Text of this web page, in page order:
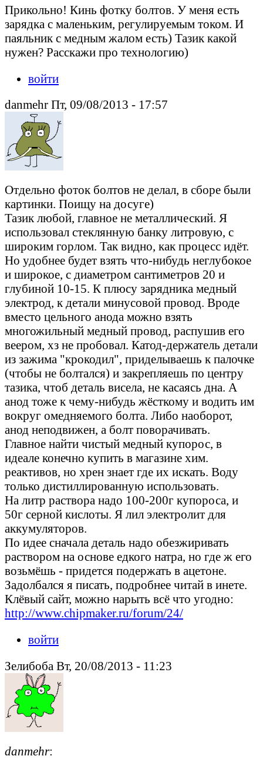
Прикольно! Кинь фотку болтов. У меня есть
зарядка с маленьким, регулируемым током. И
паяльник с медным жалом есть) Тазик какой
нужен? Расскажи про технологию)
войти
danmehr Пт, 09/08/2013 - 17:57
Отдельно фоток болтов не делал, в сборе были
картинки. Поищу на досуге)
Тазик любой, главное не металлический. Я
использовал стеклянную банку литровую, с
широким горлом. Так видно, как процесс идёт.
Но удобнее будет взять что-нибудь неглубокое
и широкое, с диаметром сантиметров 20 и
глубиной 10-15. К плюсу зарядника медный
электрод, к детали минусовой провод. Вроде
вместо цельного анода можно взять
многожильный медный провод, распушив его
веером, хз не пробовал. Катод-держатель детали
из зажима "крокодил", приделываешь к палочке
(чтобы не болтался) и закрепляешь по центру
тазика, чтоб деталь висела, не касаясь дна. А
анод тоже к чему-нибудь жёсткому и водить им
вокруг омедняемого болта. Либо наоборот,
анод неподвижен, а болт поворачивать.
Главное найти чистый медный купорос, в
идеале конечно купить в магазине хим.
реактивов, но хрен знает где их искать. Воду
только дистиллированную использовать.
На литр раствора надо 100-200г купороса, и
50г серной кислоты. Я лил электролит для
аккумуляторов.
По идее сначала деталь надо обезжиривать
раствором на основе едкого натра, но где ж его
возьмёшь - придется подержать в ацетоне.
Задолбался я писать, подробнее читай в инете.
Клёвый сайт, можно нарыть всё что угодно:
http://www.chipmaker.ru/forum/24/
войти
Зелибоба Вт, 20/08/2013 - 11:23
danmehr: